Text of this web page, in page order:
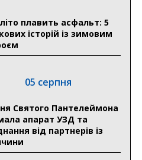
плавить асфальт: 5
історій із зимовим
05 серпня
Святого Пантелеймона
апарат УЗД та
від партнерів із